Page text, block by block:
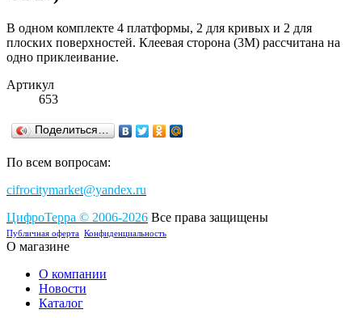
В одном комплекте 4 платформы, 2 для кривых и 2 для
плоских поверхностей. Клеевая сторона (3М) рассчитана на
одно приклеивание.
Артикул
653
Поделиться…
По всем вопросам:
cifrocitymarket@yandex.ru
ЦифроТерра © 2006-2026 Все права защищены
Публичная оферта Конфиденциальность
О магазине
О компании
Новости
Каталог